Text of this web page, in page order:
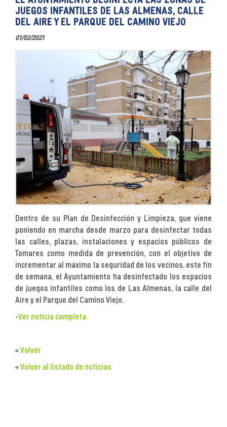
JUEGOS INFANTILES DE LAS ALMENAS, CALLE
DEL AIRE Y EL PARQUE DEL CAMINO VIEJO
01/02/2021
Dentro de su Plan de Desinfección y Limpieza, que viene
poniendo en marcha desde marzo para desinfectar todas
las calles, plazas, instalaciones y espacios públicos de
Tomares como medida de prevención, con el objetivo de
incrementar al máximo la seguridad de los vecinos, este fin
de semana, el Ayuntamiento ha desinfectado los espacios
de juegos infantiles como los de Las Almenas, la calle del
Aire y el Parque del Camino Viejo.
-Ver noticia completa
«Volver
«Volver al listado de noticias